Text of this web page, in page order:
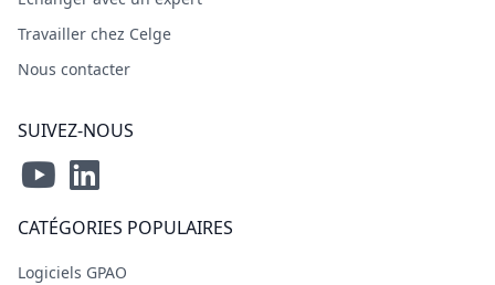
Travailler chez Celge
Nous contacter
SUIVEZ-NOUS
CATÉGORIES POPULAIRES
Logiciels GPAO